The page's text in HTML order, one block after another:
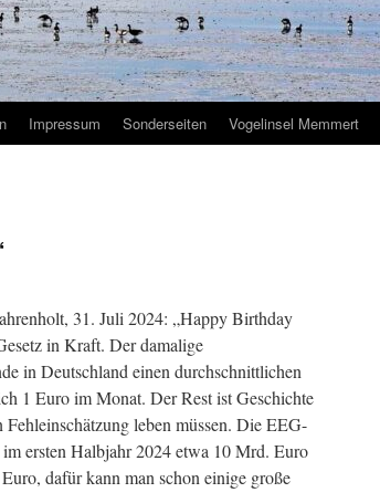
Impressum Sonderseiten Vogelinsel Memmert
31. Juli 2024: „Happy Birthday
in Kraft. Der damalige
in Deutschland einen durchschnittlichen
1 Euro im Monat. Der Rest ist Geschichte
leben müssen. Die EEG-
ersten Halbjahr 2024 etwa 10 Mrd. Euro
dafür kann man schon einige große